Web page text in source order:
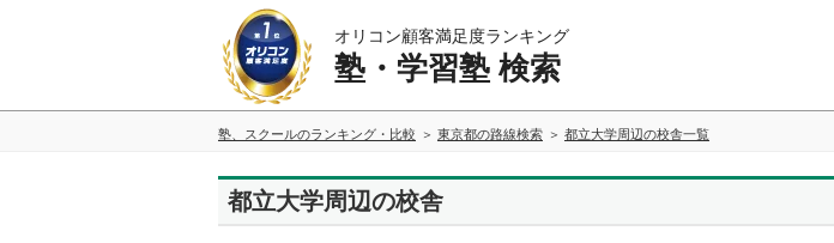
オリコン顧客満足度ランキング
塾・学習塾 検索
塾、スクールのランキング・比較 東京都の路線検索 都立大学周辺の校舎一覧
都立大学周辺の校舎